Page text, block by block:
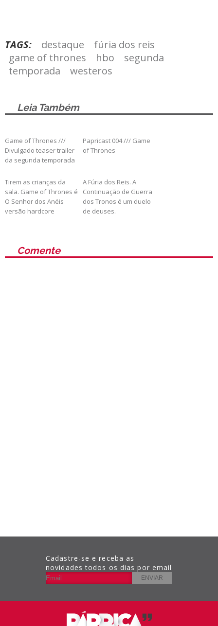
TAGS: destaque
fúria dos reis
game of thrones
hbo
segunda
temporada
westeros
Leia Também
Game of Thrones ///
Divulgado teaser trailer
da segunda temporada
Papricast 004 /// Game
of Thrones
Tirem as crianças da
sala. Game of Thrones é
O Senhor dos Anéis
versão hardcore
A Fúria dos Reis. A
Continuação de Guerra
dos Tronos é um duelo
de deuses.
Comente
Cadastre-se e receba as
novidades todos os dias por email